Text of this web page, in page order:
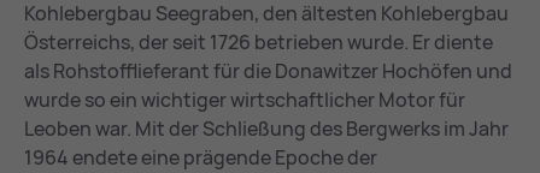
Kohlebergbau Seegraben, den ältesten Kohlebergbau
Österreichs, der seit 1726 betrieben wurde. Er diente
als Rohstofflieferant für die Donawitzer Hochöfen und
wurde so ein wichtiger wirtschaftlicher Motor für
Leoben war. Mit der Schließung des Bergwerks im Jahr
1964 endete eine prägende Epoche der